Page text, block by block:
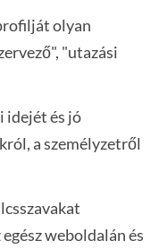
olyan
"utazási
idejét és jó
a személyzetről
weboldalán és